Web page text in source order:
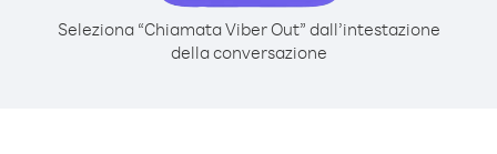
Seleziona “Chiamata Viber Out” dall’intestazione
della conversazione